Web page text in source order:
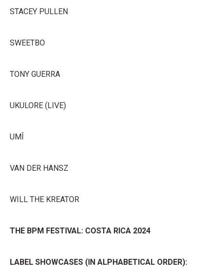
STACEY PULLEN
SWEETBO
TONY GUERRA
UKULORE (LIVE)
UMÎ
VAN DER HANSZ
WILL THE KREATOR
THE BPM FESTIVAL: COSTA RICA 2024
LABEL SHOWCASES (IN ALPHABETICAL ORDER):